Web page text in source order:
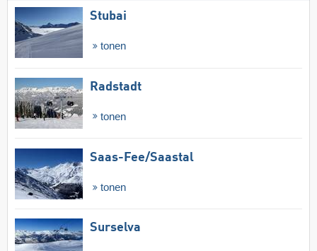
Stubai
tonen
Radstadt
tonen
Saas-Fee/​Saastal
tonen
Surselva